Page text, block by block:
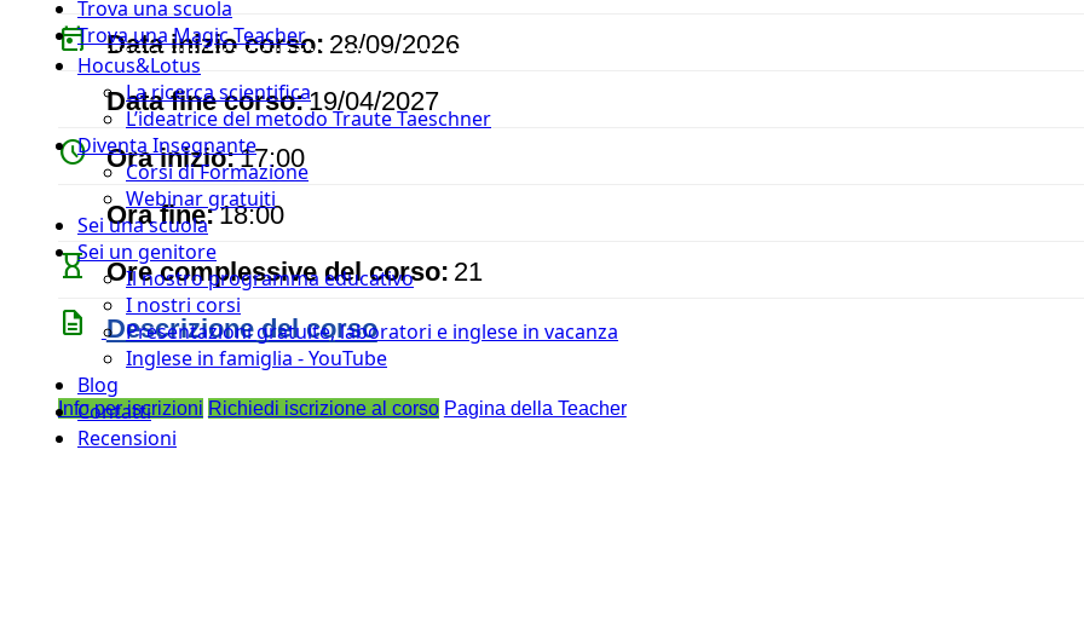
Trova una scuola
Trova una Magic Teacher
Hocus&Lotus
La ricerca scientifica
L’ideatrice del metodo Traute Taeschner
Diventa Insegnante
Corsi di Formazione
Webinar gratuiti
Sei una scuola
Sei un genitore
Il nostro programma educativo
I nostri corsi
Presentazioni gratuite, laboratori e inglese in vacanza
Inglese in famiglia - YouTube
Blog
Contatti
Recensioni
today Data inizio corso: 28/09/2026
Data fine corso:19/04/2027
watch_later Ora inizio:17:00
timer Ora fine:18:00
hourglass_empty Ore complessive del corso: 21
description Descrizione del corso
Info per iscrizioni Richiedi iscrizione al corso Pagina della Teacher